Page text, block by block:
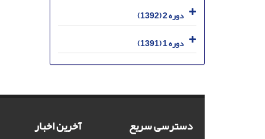
دوره 2 (1392)
دوره 1 (1391)
دسترسی سریع آخرین اخبار